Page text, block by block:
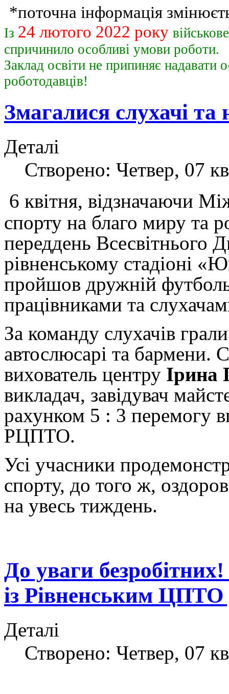
*поточна інформація
Із 24 лютого 2022 року
спричинило особливі умови роботи.
Заклад освіти не припиняє надавати
Змагалися слухачі та
Деталі
Створено: Четвер, 07
6 квітня, відзначаючи
спорту на благо миру та
переддень Всесвітнього
рівненському стадіоні
пройшов дружній
працівниками та
За команду слухачів
автослюсарі та бармени.
вихователь центру Ірина
викладач, завідувач
рахунком 5 : 3 перемогу
РЦПТО.
Усі учасники
спорту, до того ж,
на увесь тиждень.
До уваги
із Рівненським
Деталі
Створено: Четвер, 07